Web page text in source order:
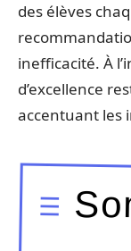
des élèves
inefficacité. À
d’excellence
accentuant les